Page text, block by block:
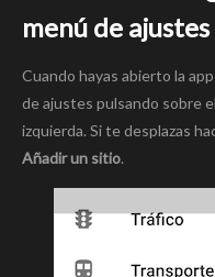
menú de ajustes
Cuando hayas abierto la
de ajustes pulsando sobre
izquierda. Si te desplazas
Añadir un sitio.